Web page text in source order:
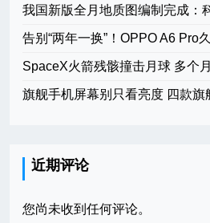
我国新版全月地质图编制完成：
告别“两年一换”！OPPO A6 Pro
SpaceX火箭残骸撞击月球 多个
旗舰手机屏幕别只看亮度 四款
近期评论
您尚未收到任何评论。